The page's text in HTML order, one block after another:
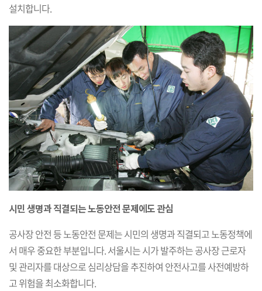
설치합니다.
시민 생명과 직결되는 노동안전 문제에도 관심
공사장 안전 등 노동안전 문제는 시민의 생명과 직결되고 노동정책에
서 매우 중요한 부분입니다. 서울시는 시가 발주하는 공사장 근로자
및 관리자를 대상으로 심리상담을 추진하여 안전사고를 사전예방하
고 위험을 최소화합니다.